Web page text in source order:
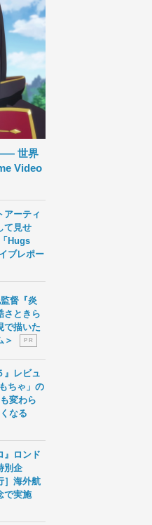
世界
Video
アーティ
て見せ
Hugs
ブレポー
督『炎
ときら
で描いた
＞
P R
』レビュ
ちゃ」の
変わら
なる
』ロンド
別企
海外航
で実施